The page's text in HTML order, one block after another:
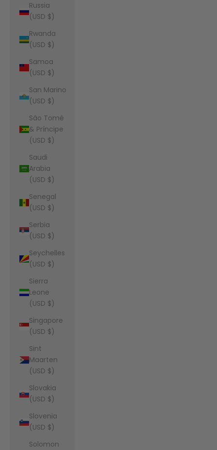
Russia
(USD $)
Rwanda
(USD $)
Samoa
(USD $)
San Marino
(USD $)
São Tomé
& Príncipe
(USD $)
Saudi
Arabia
(USD $)
Senegal
(USD $)
Serbia
(USD $)
Seychelles
(USD $)
Sierra
Leone
(USD $)
Singapore
(USD $)
Sint
Maarten
(USD $)
Slovakia
(USD $)
Slovenia
(USD $)
Solomon